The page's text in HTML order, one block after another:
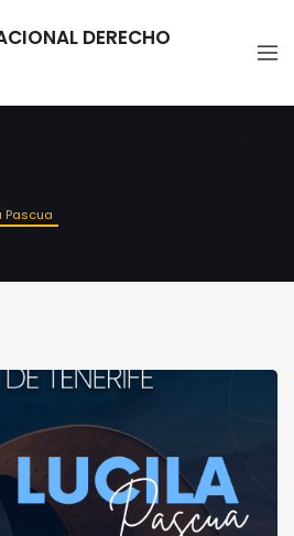
DERECHO
Pascua